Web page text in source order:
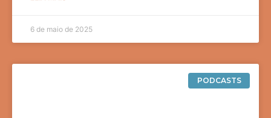
6 de maio de 2025
PODCASTS